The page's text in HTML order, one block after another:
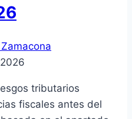
tributarios
fiscales antes del